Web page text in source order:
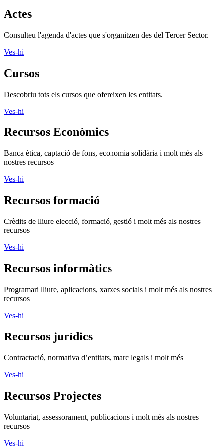
Actes
Consulteu l'agenda d'actes que s'organitzen des del Tercer Sector.
Ves-hi
Cursos
Descobriu tots els cursos que ofereixen les entitats.
Ves-hi
Recursos Econòmics
Banca ètica, captació de fons, economia solidària i molt més als
nostres recursos
Ves-hi
Recursos formació
Crèdits de lliure elecció, formació, gestió i molt més als nostres
recursos
Ves-hi
Recursos informàtics
Programari lliure, aplicacions, xarxes socials i molt més als nostres
recursos
Ves-hi
Recursos jurídics
Contractació, normativa d’entitats, marc legals i molt més
Ves-hi
Recursos Projectes
Voluntariat, assessorament, publicacions i molt més als nostres
recursos
Ves-hi